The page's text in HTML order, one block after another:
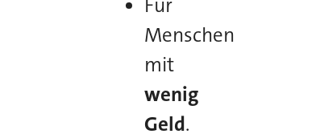
Für
Menschen
mit
wenig
Geld.